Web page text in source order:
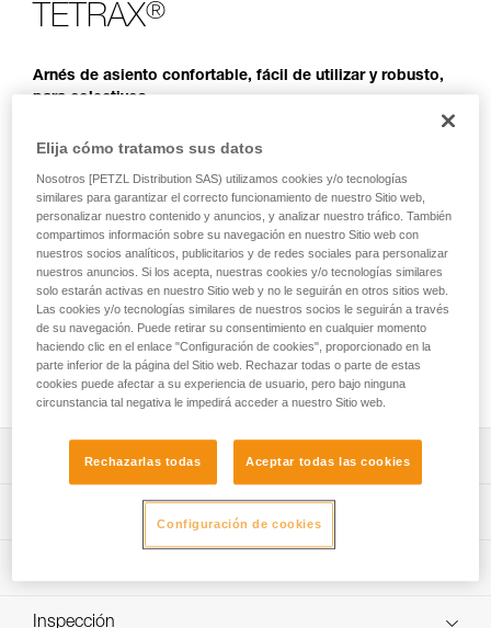
TETRAX®
Arnés de asiento confortable, fácil de utilizar y robusto,
para colectivos
El TETRAX es un arnés confortable, fácil de utilizar y
acolchado, equipado con acolchados deslizantes, asegura
un porte confortable sea cual sea la talla del usuario. Está
equipado con un único punto de enganche para facilitar la
colocación de los sistemas de aseguramiento y permitir un
control visual rápido. Su punto de enganche reforzado y sus
cintas gruesas le proporcionan una gran durabilidad para las
utilizaciones intensivas. Sus dos anillos portamaterial
aseguran el transporte de los equipos. Zonas de
identificación y de marcado que simplifican la gestión del
parque de material.
Descripción
Arnés de asiento confortable y fácil de utilizar, con anillo
portamaterial, diseñado para los colectivos:
- Código de color gris/naranja en las perneras que
- Cinturón y perneras acolchados para llevarse con mayor
poliamida
Certificaciones: CE EN 12277 type C, UIAA
Inspección
Elija cómo tratamos sus datos
Nosotros [PETZL Distribution SAS) utilizamos cookies y/o tecnologías
similares para garantizar el correcto funcionamiento de nuestro Sitio web,
personalizar nuestro contenido y anuncios, y analizar nuestro tráfico. También
compartimos información sobre su navegación en nuestro Sitio web con
nuestros socios analíticos, publicitarios y de redes sociales para personalizar
nuestros anuncios. Si los acepta, nuestras cookies y/o tecnologías similares
solo estarán activas en nuestro Sitio web y no le seguirán en otros sitios web.
Las cookies y/o tecnologías similares de nuestros socios le seguirán a través
de su navegación. Puede retirar su consentimiento en cualquier momento
haciendo clic en el enlace "Configuración de cookies", proporcionado en la
parte inferior de la página del Sitio web. Rechazar todas o parte de estas
cookies puede afectar a su experiencia de usuario, pero bajo ninguna
circunstancia tal negativa le impedirá acceder a nuestro Sitio web.
Rechazarlas todas Aceptar todas las cookies
Configuración de cookies